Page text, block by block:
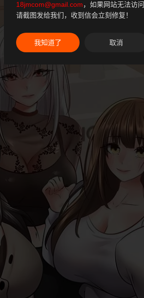
18jmcom@gmail.com，如果网站无法访问
请截图发给我们，收到信会立刻修复！
我知道了 取消